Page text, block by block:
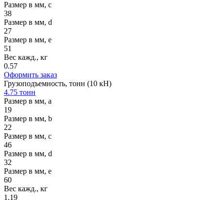
Размер в мм, c
38
Размер в мм, d
27
Размер в мм, e
51
Вес кажд., кг
0.57
Оформить заказ
Грузоподъемность, тонн (10 кН)
4.75 тонн
Размер в мм, a
19
Размер в мм, b
22
Размер в мм, c
46
Размер в мм, d
32
Размер в мм, e
60
Вес кажд., кг
1.19